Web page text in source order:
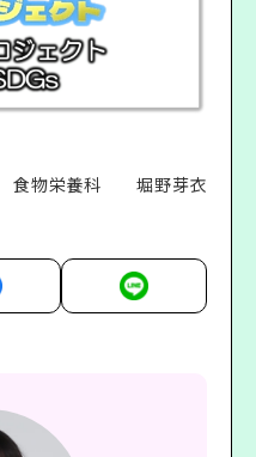
食物栄養科 堀野芽衣